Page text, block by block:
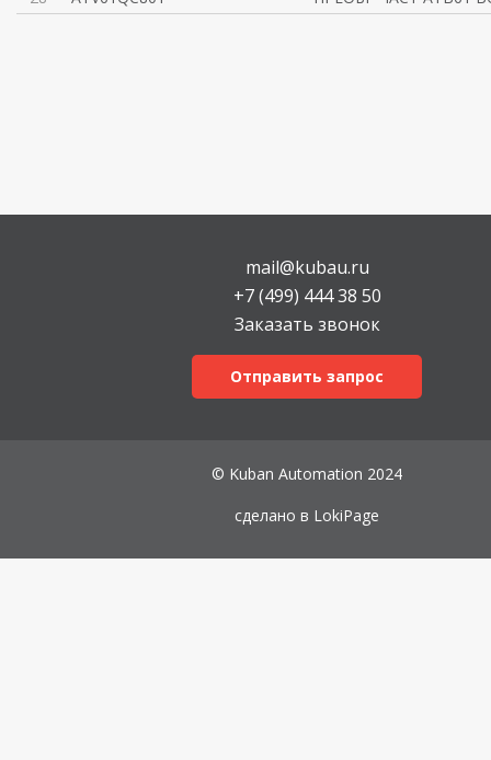
mail@kubau.ru
+7 (499) 444 38 50
Заказать звонок
Отправить запрос
© Kuban Automation 2024
сделано в LokiPage